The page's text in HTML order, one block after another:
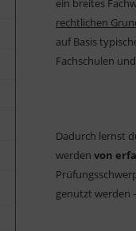
rechtlichen
auf Basis
Fachschulen
Dadurch lernst
werden von
genutzt werden